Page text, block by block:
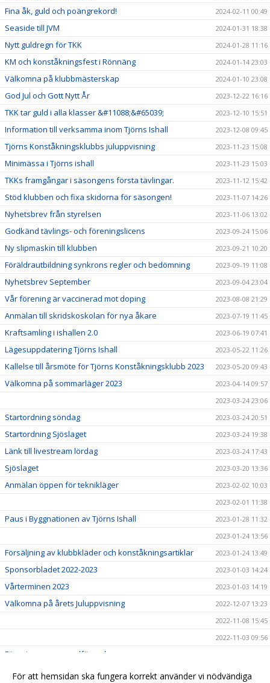
Fina åk, guld och poängrekord! 2024-02-11 00:49
Seaside till JVM 2024-01-31 18:38
Nytt guldregn för TKK 2024-01-28 11:16
KM och konståkningsfest i Rönnäng 2024-01-14 23:03
Välkomna på klubbmästerskap 2024-01-10 23:08
God Jul och Gott Nytt År 2023-12-22 16:16
TKK tar guld i alla klasser &#11088;&#65039; 2023-12-10 15:51
Information till verksamma inom Tjörns Ishall 2023-12-08 09:45
Tjörns Konståkningsklubbs juluppvisning 2023-11-23 15:08
Minimässa i Tjörns ishall 2023-11-23 15:03
TKKs framgångar i säsongens första tävlingar. 2023-11-12 15:42
Stöd klubben och fixa skidorna för säsongen! 2023-11-07 14:26
Nyhetsbrev från styrelsen 2023-11-06 13:02
Godkänd tävlings- och föreningslicens 2023-09-24 15:06
Ny slipmaskin till klubben 2023-09-21 10:20
Föräldrautbildning synkrons regler och bedömning 2023-09-19 11:08
Nyhetsbrev September 2023-09-04 23:04
Vår förening är vaccinerad mot doping 2023-08-08 21:29
Anmälan till skridskoskolan för nya åkare 2023-07-19 11:45
Kraftsamling i ishallen 2.0 2023-06-19 07:41
Lägesuppdatering Tjörns Ishall 2023-05-22 11:26
Kallelse till årsmöte för Tjörns Konståkningsklubb 2023 2023-05-20 09:43
Välkomna på sommarläger 2023
2023-04-14 09:57
2023-03-24 23:06
Startordning söndag 2023-03-24 20:51
Startordning Sjöslaget 2023-03-24 19:38
Länk till livestream lördag 2023-03-24 17:43
Sjöslaget 2023-03-20 13:36
Anmälan öppen för teknikläger
2023-02-02 10:03
2023-02-01 11:38
Paus i Byggnationen av Tjörns Ishall
2023-01-28 11:32
2023-01-24 13:56
Försäljning av klubbkläder och konståkningsartiklar 2023-01-24 13:49
Sponsorbladet 2022-2023 2023-01-03 14:24
Vårterminen 2023 2023-01-03 14:19
Välkomna på årets Juluppvisning
2022-12-07 13:23
2022-11-08 15:45
2022-11-03 09:56
Föreningens nya ordförande
Kallelse till årsmöte 2022-06-15 16:42
För att hemsidan ska fungera korrekt använder vi nödvändiga